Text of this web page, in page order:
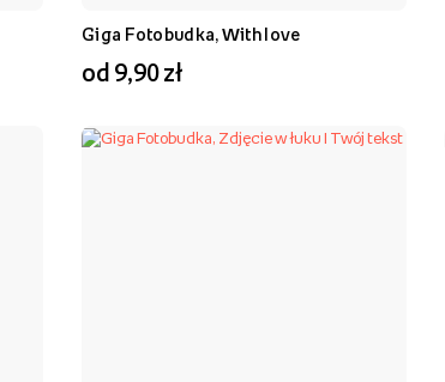
Giga Fotobudka, With love
od 9,90 zł